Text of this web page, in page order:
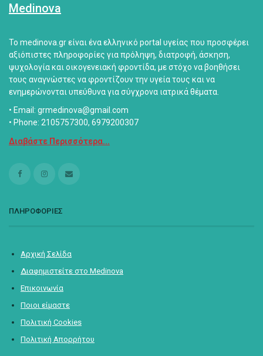
Medinova
Το medinova.gr είναι ένα ελληνικό portal υγείας που προσφέρει
αξιόπιστες πληροφορίες για πρόληψη, διατροφή, άσκηση,
ψυχολογία και οικογενειακή φροντίδα, με στόχο να βοηθήσει
τους αναγνώστες να φροντίζουν την υγεία τους και να
ενημερώνονται υπεύθυνα για σύγχρονα ιατρικά θέματα.
• Email: grmedinova@gmail.com
• Phone: 2105757300, 6979200307
Διαβάστε Περισσότερα...
ΠΛΗΡΟΦΟΡΙΕΣ
Αρχική Σελίδα
Διαφημιστείτε στο Medinova
Επικοινωνία
Ποιοι είμαστε
Πολιτική Cookies
Πολιτική Απορρήτου